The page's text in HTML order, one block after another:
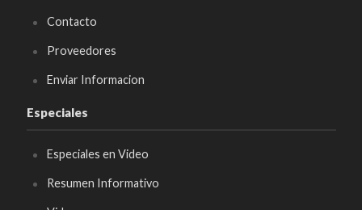
Contacto
Proveedores
Enviar Informacion
Especiales
Especiales en Video
Resumen Informativo